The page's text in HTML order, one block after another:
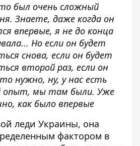
был очень сложный
Знаете, даже когда он
впервые, я не до конца
Но если он будет
снова, если он будет
второй раз, если он
нужно, ну, у нас есть
опыт, мы там были. Уже
как было впервые
леди Украины, она
фактором в